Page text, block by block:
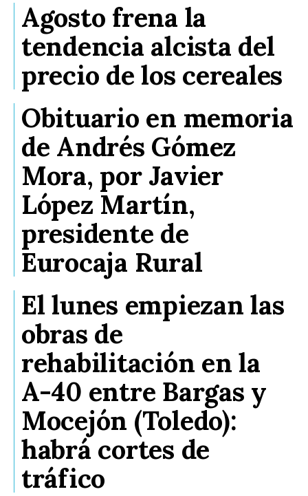
Agosto frena la
tendencia alcista del
precio de los cereales
Obituario en memoria
de Andrés Gómez
Mora, por Javier
López Martín,
presidente de
Eurocaja Rural
El lunes empiezan las
obras de
rehabilitación en la
A-40 entre Bargas y
Mocejón (Toledo):
habrá cortes de
tráfico